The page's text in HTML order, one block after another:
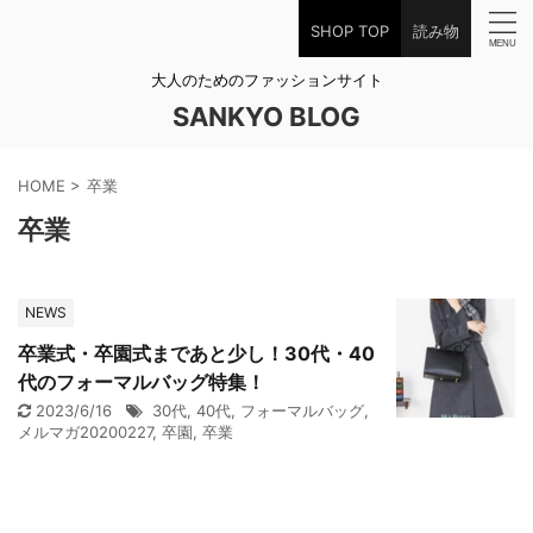
SHOP TOP 読み物
大人のためのファッションサイト
SANKYO BLOG
HOME > 卒業
卒業
NEWS
卒業式・卒園式まであと少し！30代・40
代のフォーマルバッグ特集！
2023/6/16 30代, 40代, フォーマルバッグ,
メルマガ20200227, 卒園, 卒業